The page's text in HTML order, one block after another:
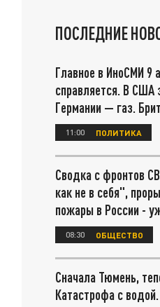
ПОСЛЕДНИЕ
Главное в ИноСМИ 9
справляется. В США
Германии — газ.
11:00 ПОЛИТИКА
Сводка с фронтов
как не в себя",
пожары в России -
08:30 ОБЩЕСТВО
Сначала Тюмень,
Катастрофа с